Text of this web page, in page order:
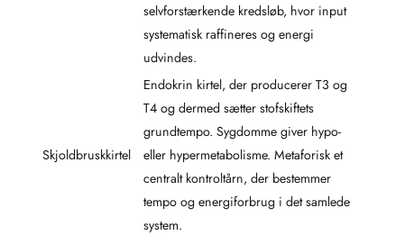
selvforstærkende kredsløb, hvor input
systematisk raffineres og energi
udvindes.
Skjoldbruskkirtel
Endokrin kirtel, der producerer T3 og
T4 og dermed sætter stofskiftets
grundtempo. Sygdomme giver hypo-
eller hypermetabolisme. Metaforisk et
centralt kontroltårn, der bestemmer
tempo og energiforbrug i det samlede
system.